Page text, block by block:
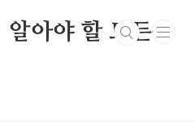
알아야 할 모든